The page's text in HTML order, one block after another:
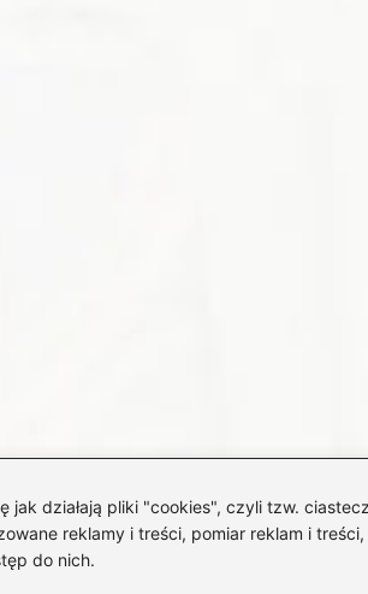
działają pliki "cookies", czyli tzw.
reklamy i treści, pomiar reklam i
do nich.